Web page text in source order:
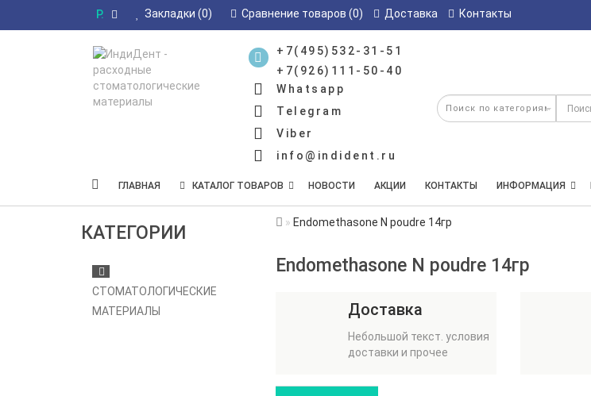
Р. Закладки (0) Сравнение товаров (0) Доставка Контакты
+7(495)532-31-51
+7(926)111-50-40
Whatsapp
Telegram
Viber
info@indident.ru
ГЛАВНАЯ КАТАЛОГ ТОВАРОВ НОВОСТИ АКЦИИ КОНТАКТЫ ИНФОРМАЦИЯ
КАТЕГОРИИ
СТОМАТОЛОГИЧЕСКИЕ
МАТЕРИАЛЫ
Endomethasone N poudre 14гр
Endomethasone N poudre 14гр
Доставка
Небольшой текст. условия
доставки и прочее